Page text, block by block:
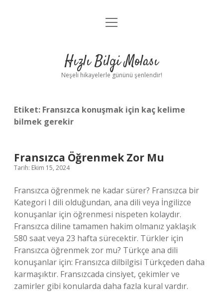
Anasayfa
Yasal Uyarı
menüyü
Hızlı Bilgi Molası
Neşeli hikayelerle gününü şenlendir!
Etiket: Fransızca konuşmak için kaç kelime
bilmek gerekir
Fransızca Öğrenmek Zor Mu
Tarih: Ekim 15, 2024
Fransızca öğrenmek ne kadar sürer? Fransızca bir
Kategori I dili olduğundan, ana dili veya İngilizce
konuşanlar için öğrenmesi nispeten kolaydır.
Fransızca diline tamamen hakim olmanız yaklaşık
580 saat veya 23 hafta sürecektir. Türkler için
Fransızca öğrenmek zor mu? Türkçe ana dili
konuşanlar için: Fransızca dilbilgisi Türkçeden daha
karmaşıktır. Fransızcada cinsiyet, çekimler ve
zamirler gibi konularda daha fazla kural vardır.